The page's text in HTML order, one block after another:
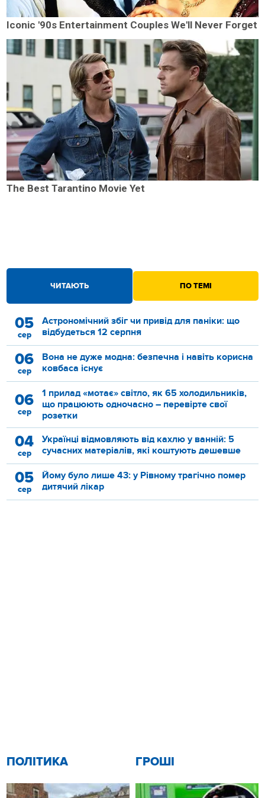
ЧИТАЮТЬ ПО ТЕМІ
05
сер
Астрономічний збіг чи привід для паніки: що
відбудеться 12 серпня
06
сер
Вона не дуже модна: безпечна і навіть корисна
ковбаса існує
06
сер
1 прилад «мотає» світло, як 65 холодильників,
що працюють одночасно – перевірте свої
розетки
04
сер
Українці відмовляють від кахлю у ванній: 5
сучасних матеріалів, які коштують дешевше
05
сер
Йому було лише 43: у Рівному трагічно помер
дитячий лікар
Iconic '90s Entertainment Couples We'll Never Forget
The Best Tarantino Movie Yet
ПОЛІТИКА ГРОШІ